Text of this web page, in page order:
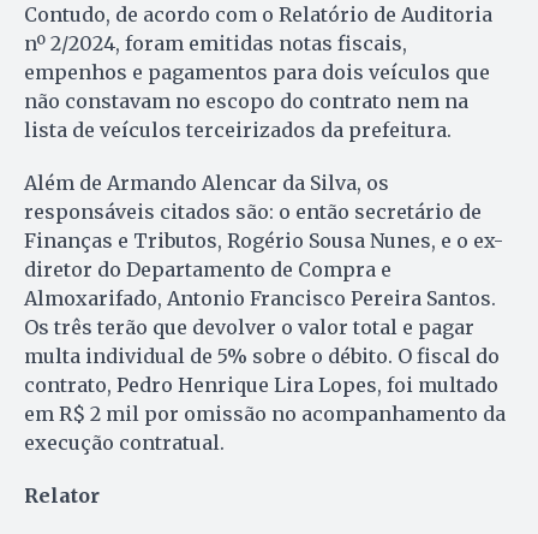
Contudo, de acordo com o Relatório de Auditoria
nº 2/2024, foram emitidas notas fiscais,
empenhos e pagamentos para dois veículos que
não constavam no escopo do contrato nem na
lista de veículos terceirizados da prefeitura.
Além de Armando Alencar da Silva, os
responsáveis citados são: o então secretário de
Finanças e Tributos, Rogério Sousa Nunes, e o ex-
diretor do Departamento de Compra e
Almoxarifado, Antonio Francisco Pereira Santos.
Os três terão que devolver o valor total e pagar
multa individual de 5% sobre o débito. O fiscal do
contrato, Pedro Henrique Lira Lopes, foi multado
em R$ 2 mil por omissão no acompanhamento da
execução contratual.
Relator